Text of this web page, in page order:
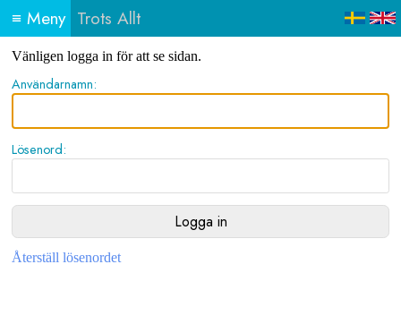
≡Meny Trots Allt
Vänligen logga in för att se sidan.
Användarnamn:
Lösenord:
Återställ lösenordet